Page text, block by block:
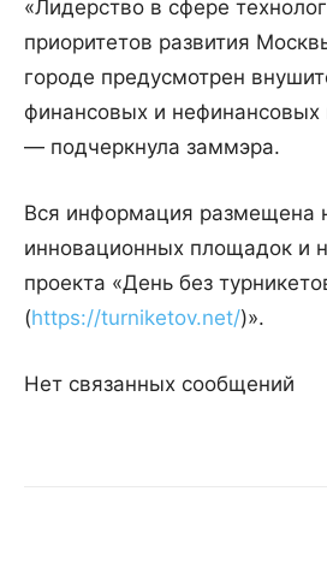
«Лидерство в сфере
приоритетов развития
городе предусмотрен
финансовых и
— подчеркнула заммэра.
Вся информация размещена
инновационных площадок и
проекта «День без
(https://turniketov.net/)».
Нет связанных сообщений